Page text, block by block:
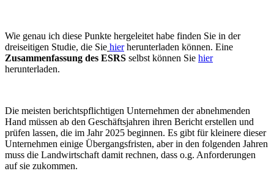
Wie genau ich diese Punkte hergeleitet habe finden Sie in der
dreiseitigen Studie, die Sie hierherunterladen können. Eine
Zusammenfassung des ESRS selbst können Sie hier
herunterladen.
Die meisten berichtspflichtigen Unternehmen der abnehmenden
Hand müssen ab den Geschäftsjahren ihren Bericht erstellen und
prüfen lassen, die im Jahr 2025 beginnen. Es gibt für kleinere dieser
Unternehmen einige Übergangsfristen, aber in den folgenden Jahren
muss die Landwirtschaft damit rechnen, dass o.g. Anforderungen
auf sie zukommen.